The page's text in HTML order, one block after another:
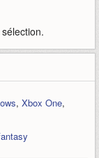
, Xbox One,